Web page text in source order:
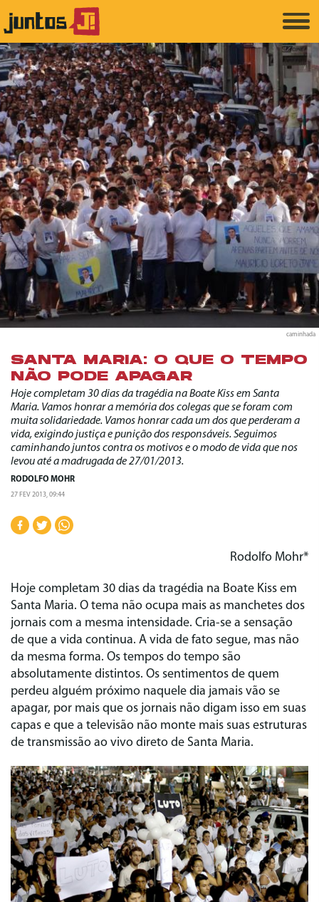
caminhada
SANTA MARIA: O QUE O TEMPO
NÃO PODE APAGAR
Hoje completam 30 dias da tragédia na Boate Kiss em Santa
Maria. Vamos honrar a memória dos colegas que se foram com
muita solidariedade. Vamos honrar cada um dos que perderam a
vida, exigindo justiça e punição dos responsáveis. Seguimos
caminhando juntos contra os motivos e o modo de vida que nos
levou até a madrugada de 27/01/2013.
RODOLFO MOHR
27 FEV 2013, 09:44
Rodolfo Mohr*
Hoje completam 30 dias da tragédia na Boate Kiss em
Santa Maria. O tema não ocupa mais as manchetes dos
jornais com a mesma intensidade. Cria-se a sensação
de que a vida continua. A vida de fato segue, mas não
da mesma forma. Os tempos do tempo são
absolutamente distintos. Os sentimentos de quem
perdeu alguém próximo naquele dia jamais vão se
apagar, por mais que os jornais não digam isso em suas
capas e que a televisão não monte mais suas estruturas
de transmissão ao vivo direto de Santa Maria.